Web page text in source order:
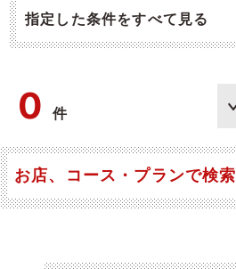
指定した条件をすべて見る
0件
お店、コース・プランで検索